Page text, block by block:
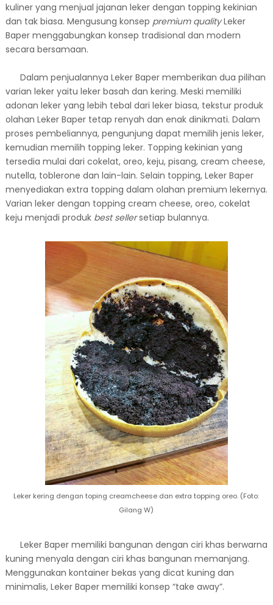
kuliner yang menjual jajanan leker dengan topping kekinian
dan tak biasa. Mengusung konsep premium qualityLeker
Baper menggabungkan konsep tradisional dan modern
secara bersamaan.
Dalam penjualannya Leker Baper memberikan dua pilihan
varian leker yaitu leker basah dan kering. Meski memiliki
adonan leker yang lebih tebal dari leker biasa, tekstur produk
olahan Leker Baper tetap renyah dan enak dinikmati. Dalam
proses pembeliannya, pengunjung dapat memilih jenis leker,
kemudian memilih topping leker. Topping kekinian yang
tersedia mulai dari cokelat, oreo, keju, pisang, cream cheese,
nutella, toblerone dan lain-lain. Selain topping, Leker Baper
menyediakan extra topping dalam olahan premium lekernya.
Varian leker dengan topping cream cheese, oreo, cokelat
keju menjadi produk best sellersetiap bulannya.
Leker kering dengan toping creamcheese dan extra topping oreo. (Foto:
Gilang W)
Leker Baper memiliki bangunan dengan ciri khas berwarna
kuning menyala dengan ciri khas bangunan memanjang.
Menggunakan kontainer bekas yang dicat kuning dan
minimalis, Leker Baper memiliki konsep “take away”.